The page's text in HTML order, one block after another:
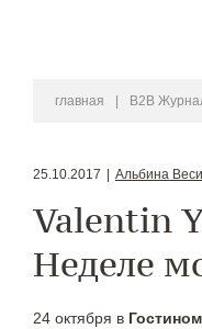
главная B2B
25.10.2017 Альбина
Valentin
Неделе
24 октября в